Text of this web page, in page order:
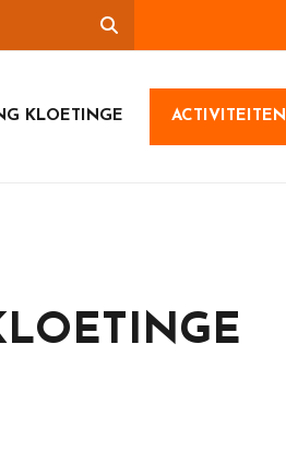
KLOETINGE ACTIVITEITEN